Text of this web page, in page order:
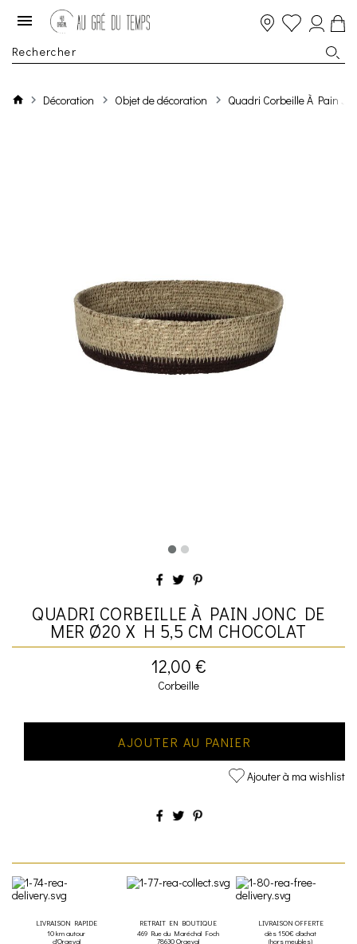
Décoration Objet de décoration Quadri Corbeille À Pain
QUADRI CORBEILLE À PAIN JONC DE
MER Ø20 X H 5,5 CM CHOCOLAT
12,00 €
Corbeille
AJOUTER AU PANIER
Ajouter à ma wishlist
LIVRAISON RAPIDE
10 km autour
d'Orgeval
RETRAIT EN BOUTIQUE
469 Rue du Maréchal Foch
78630 Orgeval
LIVRAISON OFFERTE
dès 150€ d'achat
(hors meubles)